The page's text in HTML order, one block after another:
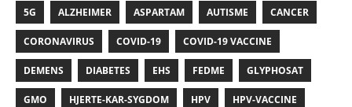
5G ALZHEIMER ASPARTAM AUTISME CANCER
CORONAVIRUS COVID-19 COVID-19 VACCINE
DEMENS DIABETES EHS FEDME GLYPHOSAT
GMO HJERTE-KAR-SYGDOM HPV HPV-VACCINE